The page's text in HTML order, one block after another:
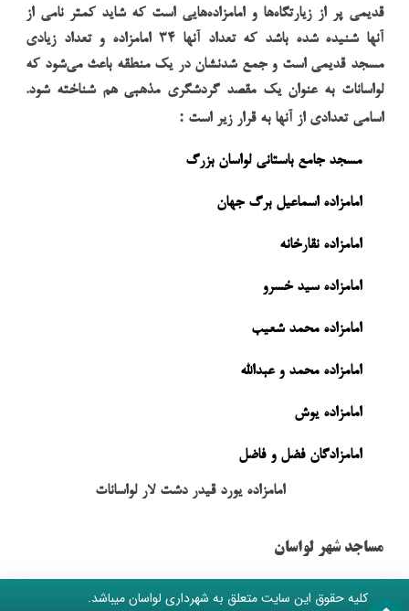
قدیمی پر از زیارتگاه‌ها و امامزاده‌هایی است که شاید کمتر نامی از
آنها شنیده شده باشد که تعداد آنها۳۴ امامزاده و تعداد زیادی
مسجد قدیمی است و جمع شدنشان در یک منطقه باعث می‌شود که
لواسانات به عنوان یک مقصد گردشگری مذهبی هم شناخته شود.
اسامی تعدادی از آنها به قرار زیر است :
مسجد جامع باستانی لواسان بزرگ
امامزاده اسماعیل برگ جهان
امامزاده نقارخانه
امامزاده سید خسرو
امامزاده محمد شعیب
امامزاده محمد و عبدالله
امامزاده یوش
امامزادگان فضل و فاضل
امامزاده یورد قیدر دشت لار لواسانات
مساجد شهر لواسان
کلیه حقوق این سایت متعلق به شهرداری لواسان میباشد.